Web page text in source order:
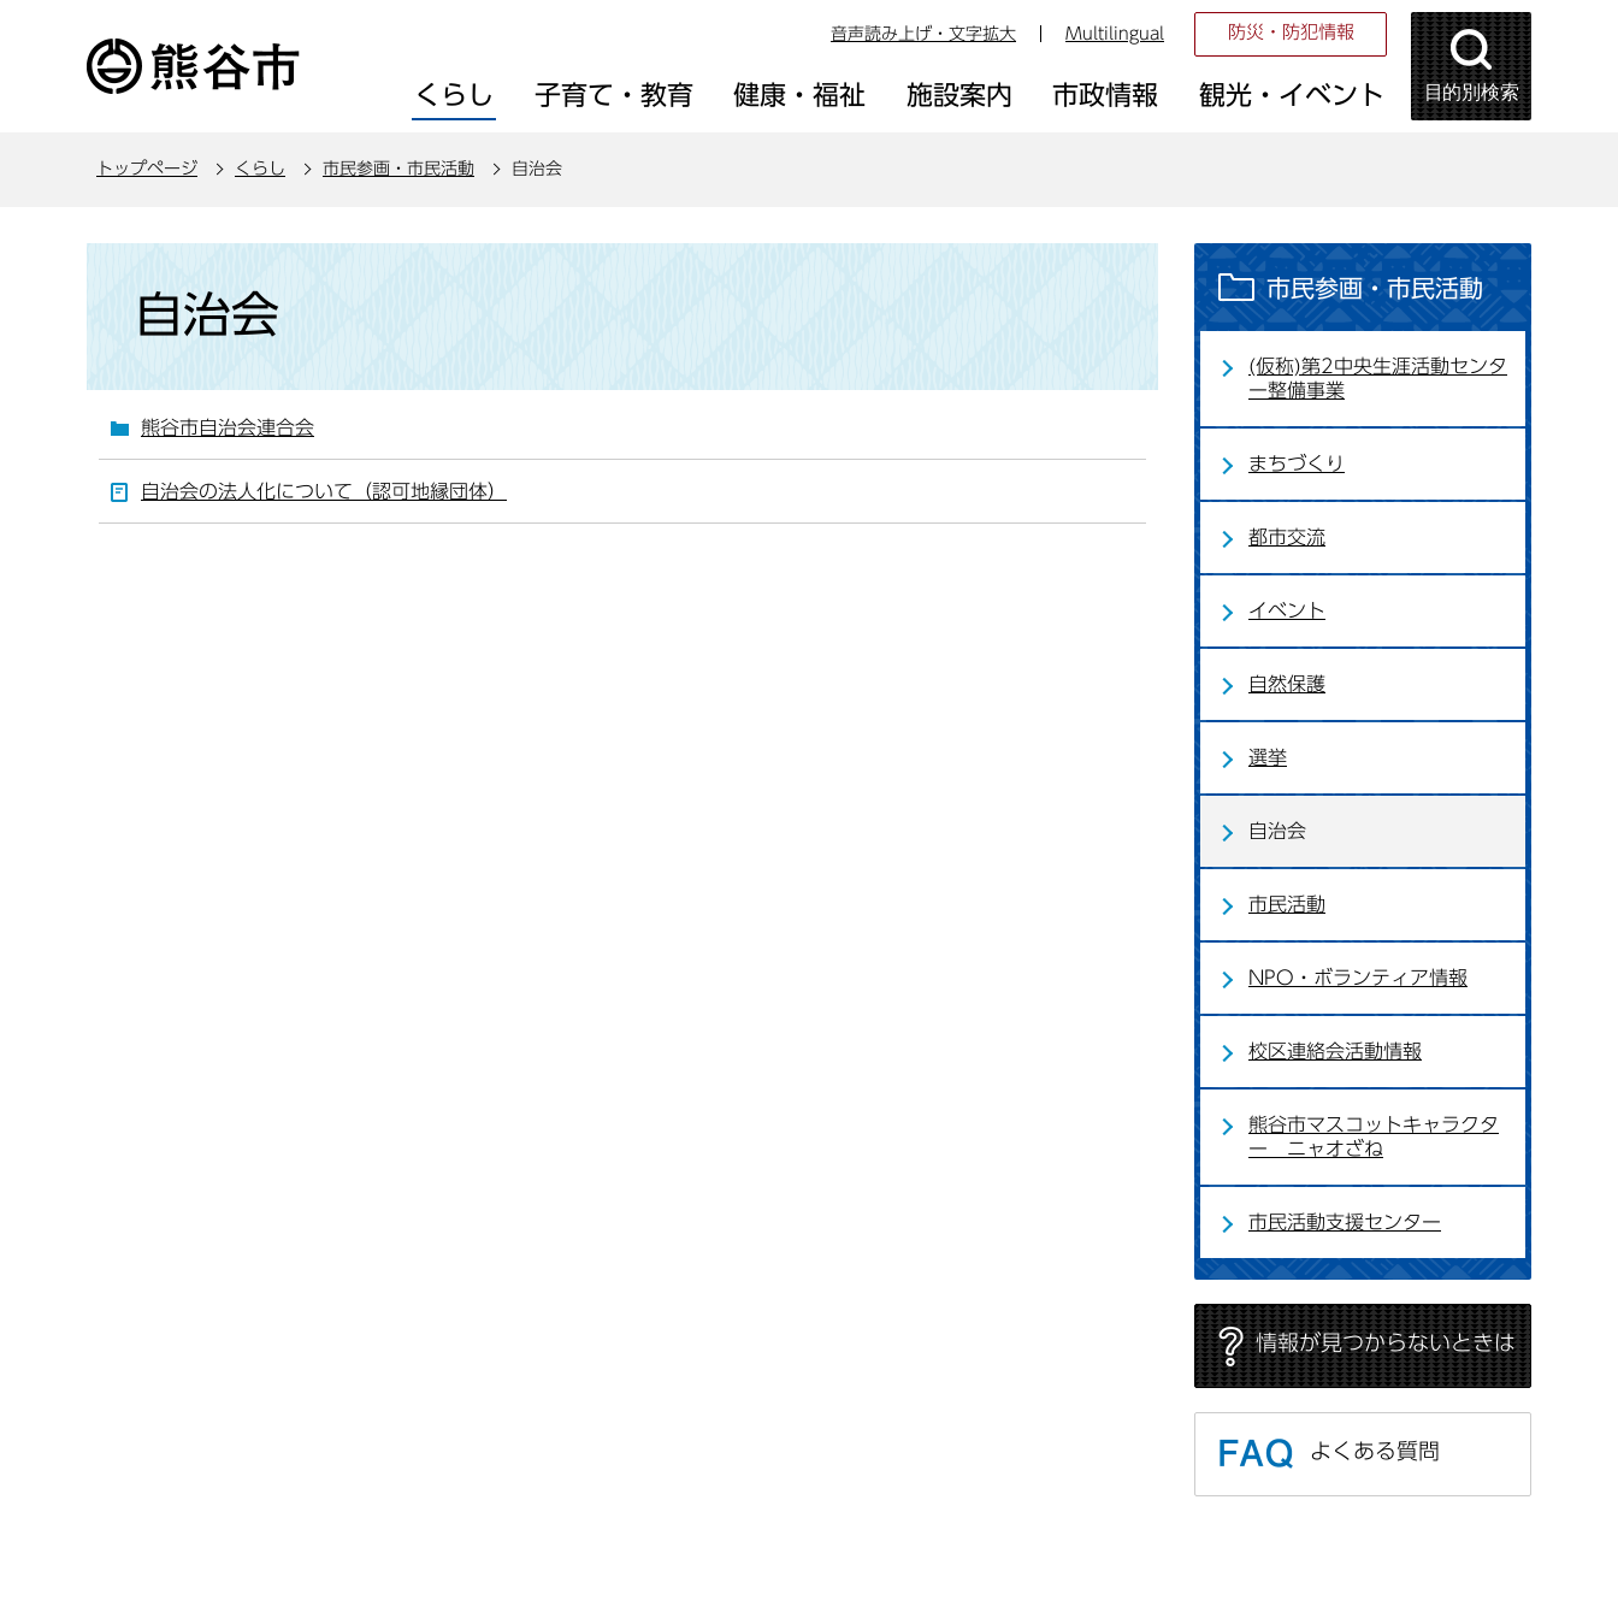
音声読み上げ・文字拡大 Multilingual 防災・防犯情報
くらし 子育て・教育 健康・福祉 施設案内 市政情報 観光・イベント 目的別検索
トップページ くらし 市民参画・市民活動 自治会
か
自治会
熊谷市自治会連合会
自治会の法人化について（認可地縁団体）
市民参画・市民活動
(仮称)第2中央生涯活動センタ
ー整備事業
まちづくり
都市交流
イベント
自然保護
選挙
自治会
市民活動
NPO・ボランティア情報
校区連絡会活動情報
熊谷市マスコットキャラクタ
ー ニャオざね
市民活動支援センター
情報が見つからないときは
よくある質問